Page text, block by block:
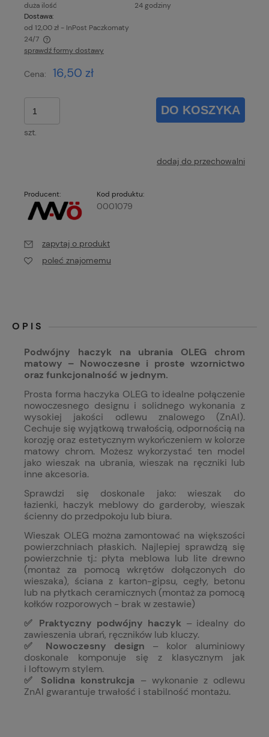
duża ilość
24 godziny
Dostawa:
od 12,00 zł - InPost Paczkomaty
24/7
Cena nie zawiera ewentualnych kosztów płatności
sprawdź formy dostawy
Cena: 16,50 zł
szt.
DO KOSZYKA
dodaj do przechowalni
Producent: Kod produktu:
0001079
zapytaj o produkt
poleć znajomemu
OPIS
Podwójny haczyk na ubrania OLEG chrom
matowy – Nowoczesne i proste wzornictwo
oraz funkcjonalność w jednym.
Prosta forma haczyka OLEG to idealne połączenie
nowoczesnego designu i solidnego wykonania z
wysokiej jakości odlewu znalowego (ZnAl).
Cechuje się wyjątkową trwałością, odpornością na
korozję oraz estetycznym wykończeniem w kolorze
matowy chrom. Możesz wykorzystać ten model
jako wieszak na ubrania, wieszak na ręczniki lub
inne akcesoria.
Sprawdzi się doskonale jako: wieszak do
łazienki, haczyk meblowy do garderoby, wieszak
ścienny do przedpokoju lub biura.
Wieszak OLEG można zamontować na większości
powierzchniach płaskich. Najlepiej sprawdzą się
powierzchnie tj.: płyta meblowa lub lite drewno
(montaż za pomocą wkrętów dołączonych do
wieszaka), ściana z karton-gipsu, cegły, betonu
lub na płytkach ceramicznych (montaż za pomocą
kołków rozporowych - brak w zestawie)
✅ Praktyczny podwójny haczyk– idealny do
zawieszenia ubrań, ręczników lub kluczy.
✅ Nowoczesny design – kolor aluminiowy
doskonale komponuje się z klasycznym jak
i loftowym stylem.
✅ Solidna konstrukcja – wykonanie z odlewu
ZnAl gwarantuje trwałość i stabilność montażu.